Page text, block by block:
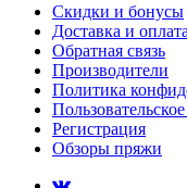
Скидки и бонусы
Доставка и оплата
Обратная связь
Производители
Политика
Регистрация
Обзоры пряжи